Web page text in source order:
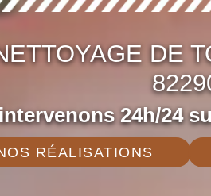
DE
24h/24
RÉALISATIONS